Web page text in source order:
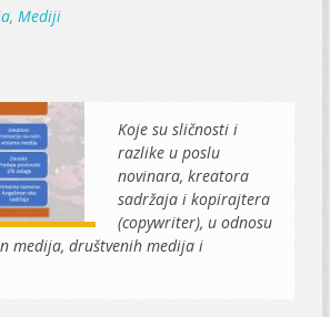
,Mediji
Koje su sličnosti i
razlike u poslu
novinara, kreatora
sadržaja i kopirajtera
(copywriter), u odnosu
medija, društvenih medija i